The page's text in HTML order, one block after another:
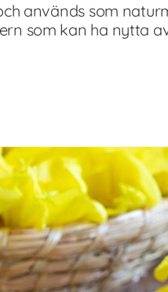
används som
som kan ha nytta